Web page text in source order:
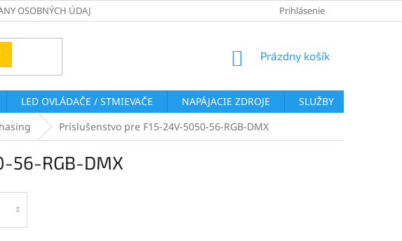
OSOBNÝCH ÚDAJOV VRÁTENIE TOVARU
Prihlásenie
NÁKUPNÝ
Prázdny košík
LED OVLÁDAČE / STMIEVAČE NAPÁJACIE ZDROJE SLUŽBY
Príslušenstvo pre F15-24V-5050-56-RGB-DMX
56-RGB-DMX